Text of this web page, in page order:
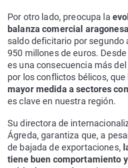
Por otro lado, preocupa la
balanza comercial aragonesa
saldo deficitario por segundo
950 millones de euros.
es una consecuencia más
por los conflictos bélicos, que
mayor medida a sectores
es clave en nuestra región.
Su directora de
Ágreda, garantiza que, a
de bajada de exportaciones,
tiene buen comportamiento